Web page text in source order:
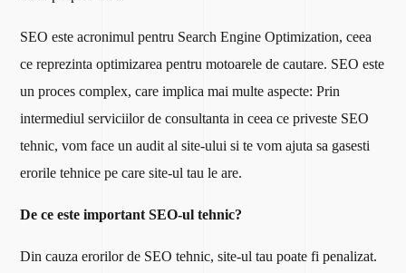
SEO este acronimul pentru Search Engine Optimization, ceea
ce reprezinta optimizarea pentru motoarele de cautare. SEO este
un proces complex, care implica mai multe aspecte: Prin
intermediul serviciilor de consultanta in ceea ce priveste SEO
tehnic, vom face un audit al site-ului si te vom ajuta sa gasesti
erorile tehnice pe care site-ul tau le are.
De ce este important SEO-ul tehnic?
Din cauza erorilor de SEO tehnic, site-ul tau poate fi penalizat.